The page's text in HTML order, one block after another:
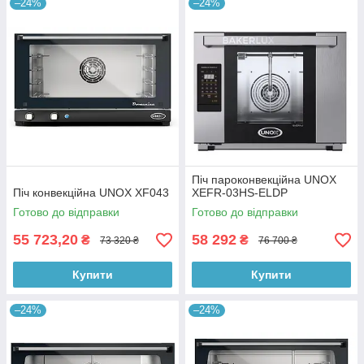
–24%
Піч конвекційна UNOX XF043
Готово до відправки
55 723,20 ₴ 73 320 ₴
Купити
–24%
Піч пароконвекційна UNOX
XEFR-03HS-ELDP
Готово до відправки
58 292 ₴ 76 700 ₴
Купити
–24% –24%